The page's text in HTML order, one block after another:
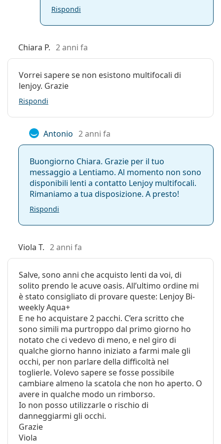
Rispondi
Chiara P. 2 anni fa
Vorrei sapere se non esistono multifocali di
lenjoy. Grazie
Rispondi
Antonio 2 anni fa
Buongiorno Chiara. Grazie per il tuo
messaggio a Lentiamo. Al momento non sono
disponibili lenti a contatto Lenjoy multifocali.
Rimaniamo a tua disposizione. A presto!
Rispondi
Viola T. 2 anni fa
Salve, sono anni che acquisto lenti da voi, di
solito prendo le acuve oasis. All’ultimo ordine mi
è stato consigliato di provare queste: Lenjoy Bi-
weekly Aqua+
E ne ho acquistare 2 pacchi. C’era scritto che
sono simili ma purtroppo dal primo giorno ho
notato che ci vedevo di meno, e nel giro di
qualche giorno hanno iniziato a farmi male gli
occhi, per non parlare della difficoltà nel
toglierle. Volevo sapere se fosse possibile
cambiare almeno la scatola che non ho aperto. O
avere in qualche modo un rimborso.
Io non posso utilizzarle o rischio di
danneggiarmi gli occhi.
Grazie
Viola